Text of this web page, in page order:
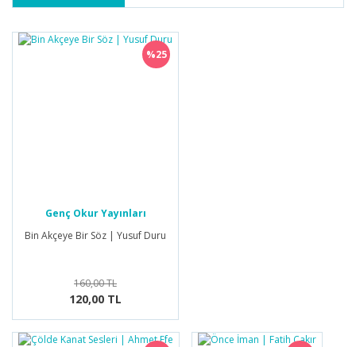
%25
Genç Okur Yayınları
Bin Akçeye Bir Söz | Yusuf Duru
160,00 TL
120,00 TL